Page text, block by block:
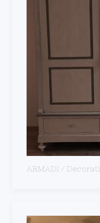
ARMADI / Decorati